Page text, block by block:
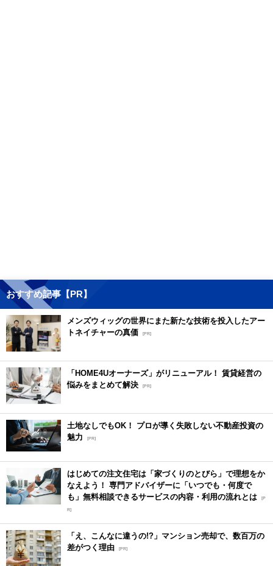
おすすめ記事【PR】
メンズウィッグの世界にまた新たな技術を投入したアー
トネイチャーの真価 [PR]
「HOME4Uオーナーズ」がリニューアル！ 賃貸経営の
悩みをまとめて解決 [PR]
土地なしでもOK！ プロが導く失敗しない不動産投資の
魅力
[PR]
はじめての注文住宅は「家づくりのとびら」で理想をか
なえよう！ 専門アドバイザーに「いつでも・何度で
も」無料相談できるサービスの内容・利用の流れとは [P
R]
「え、こんなに違うの!?」マンション売却で、数百万の
差がつく理由 [PR]